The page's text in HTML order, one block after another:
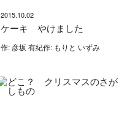
2015.10.02
ケーキ やけました
作: 彦坂 有紀作: もりと いずみ